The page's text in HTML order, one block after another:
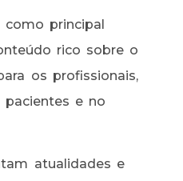
principal
rico sobre o
os profissionais,
e no
atualidades e